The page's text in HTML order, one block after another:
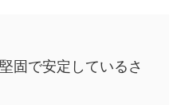
固で安定しているさ